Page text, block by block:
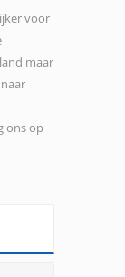
voor
maar
ons op